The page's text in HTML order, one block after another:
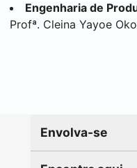
Engenharia de
Profª. Cleina Yayoe
Envolva-se